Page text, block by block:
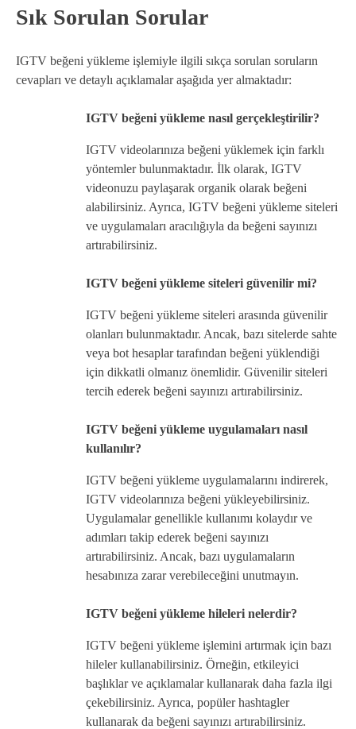
Sık Sorulan Sorular
IGTV beğeni yükleme işlemiyle ilgili sıkça sorulan soruların
cevapları ve detaylı açıklamalar aşağıda yer almaktadır:
IGTV beğeni yükleme nasıl gerçekleştirilir?
IGTV videolarınıza beğeni yüklemek için farklı
yöntemler bulunmaktadır. İlk olarak, IGTV
videonuzu paylaşarak organik olarak beğeni
alabilirsiniz. Ayrıca, IGTV beğeni yükleme siteleri
ve uygulamaları aracılığıyla da beğeni sayınızı
artırabilirsiniz.
IGTV beğeni yükleme siteleri güvenilir mi?
IGTV beğeni yükleme siteleri arasında güvenilir
olanları bulunmaktadır. Ancak, bazı sitelerde sahte
veya bot hesaplar tarafından beğeni yüklendiği
için dikkatli olmanız önemlidir. Güvenilir siteleri
tercih ederek beğeni sayınızı artırabilirsiniz.
IGTV beğeni yükleme uygulamaları nasıl
kullanılır?
IGTV beğeni yükleme uygulamalarını indirerek,
IGTV videolarınıza beğeni yükleyebilirsiniz.
Uygulamalar genellikle kullanımı kolaydır ve
adımları takip ederek beğeni sayınızı
artırabilirsiniz. Ancak, bazı uygulamaların
hesabınıza zarar verebileceğini unutmayın.
IGTV beğeni yükleme hileleri nelerdir?
IGTV beğeni yükleme işlemini artırmak için bazı
hileler kullanabilirsiniz. Örneğin, etkileyici
başlıklar ve açıklamalar kullanarak daha fazla ilgi
çekebilirsiniz. Ayrıca, popüler hashtagler
kullanarak da beğeni sayınızı artırabilirsiniz.